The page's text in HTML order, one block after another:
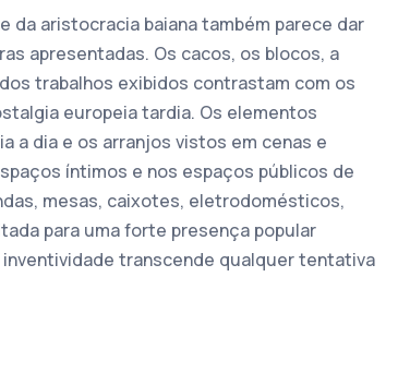
aristocracia baiana também parece dar
apresentadas. Os cacos, os blocos, a
trabalhos exibidos contrastam com os
europeia tardia. Os elementos
a dia e os arranjos vistos em cenas e
íntimos e nos espaços públicos de
mesas, caixotes, eletrodomésticos,
para uma forte presença popular
transcende qualquer tentativa